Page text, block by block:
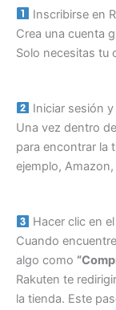
Inscribirse en
Crea una cuenta
Solo necesitas tu
Iniciar sesión
Una vez dentro
para encontrar la
ejemplo,
Hacer clic en
Cuando
algo como
Rakuten te
la tienda. Este